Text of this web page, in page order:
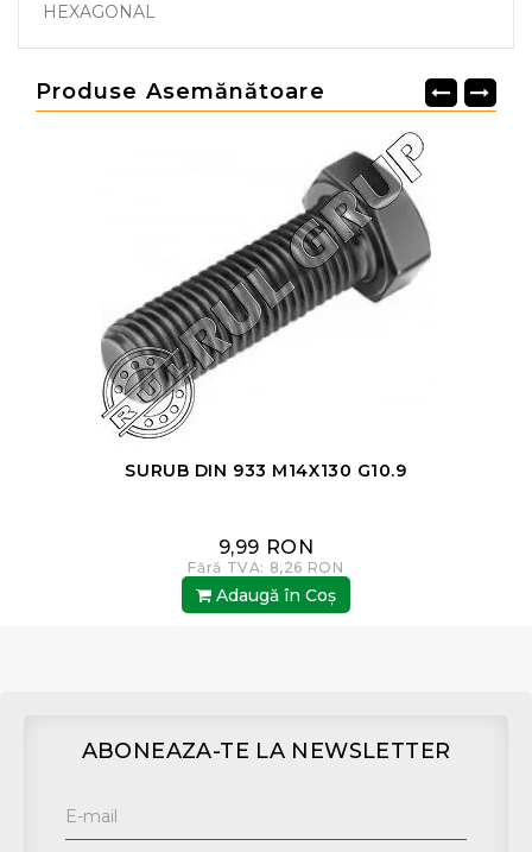
HEXAGONAL
Produse Asemănătoare
SURUB DIN 933 M14X130 G10.9
9,99 RON
Fără TVA: 8,26 RON
Adaugă în Coş
ABONEAZA-TE LA NEWSLETTER